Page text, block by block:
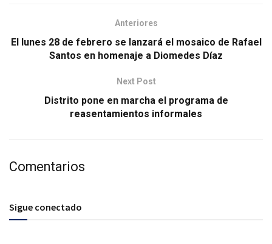
Anteriores
El lunes 28 de febrero se lanzará el mosaico de Rafael
Santos en homenaje a Diomedes Díaz
Next Post
Distrito pone en marcha el programa de
reasentamientos informales
Comentarios
Sigue conectado